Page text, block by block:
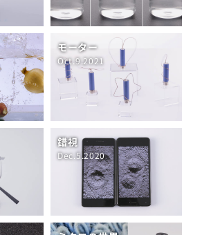
モーター
Oct.9.2021
錯視
Dec.5.2020